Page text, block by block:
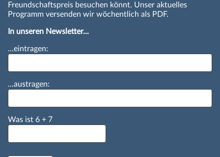
Freundschaftspreis besuchen könnt. Unser aktuelles
Programm versenden wir wöchentlich als PDF.
In unseren Newsletter...
...eintragen:
...austragen:
Was ist 6 + 7